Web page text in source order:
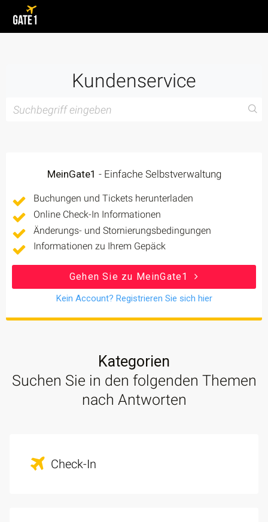
Kundenservice
MeinGate1 - Einfache Selbstverwaltung
Buchungen und Tickets herunterladen
Online Check-In Informationen
Änderungs- und Stornierungsbedingungen
Informationen zu Ihrem Gepäck
Gehen Sie zu MeinGate1
Kein Account? Registrieren Sie sich hier
Kategorien
Suchen Sie in den folgenden Themen
nach Antworten
Check-In